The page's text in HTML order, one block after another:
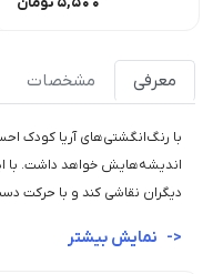
معرفی مشخصات
با رنگ‌انگشتی‌های آریا کودک
اندیشه‌هایش خواهد داشت. با
دیگران نقاشی کند و با حرکت